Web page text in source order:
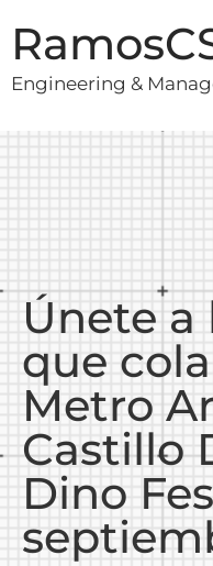
Engineering &
Únete a
que
Metro
Castillo
Dino